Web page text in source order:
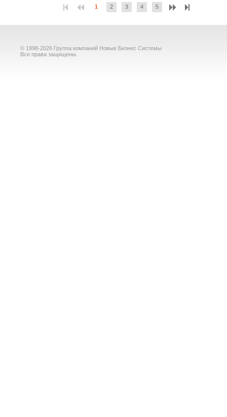
1 2 3 4 5
© 1998-2026 Группа компаний Новые Бизнес Системы
Все права защищены.